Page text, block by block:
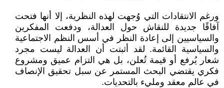
ورغم الانتقادات التي وُجهت لهذه النظرية، إلا أنها فتحت
آفاقًا جديدة للنقاش حول العدالة، ودفعت المفكرين
والسياسيين إلى إعادة النظر في أسس النظم الاجتماعية
والسياسية القائمة. لقد أثبتت أن العدالة ليست مجرد
شعار يُرفع أو قيمة تُعلن، بل هي التزام عميق ومشروع
فكري يقتضي البحث المستمر عن سبل تحقيق الإنصاف
في عالم معقد ومليء بالتحديات.